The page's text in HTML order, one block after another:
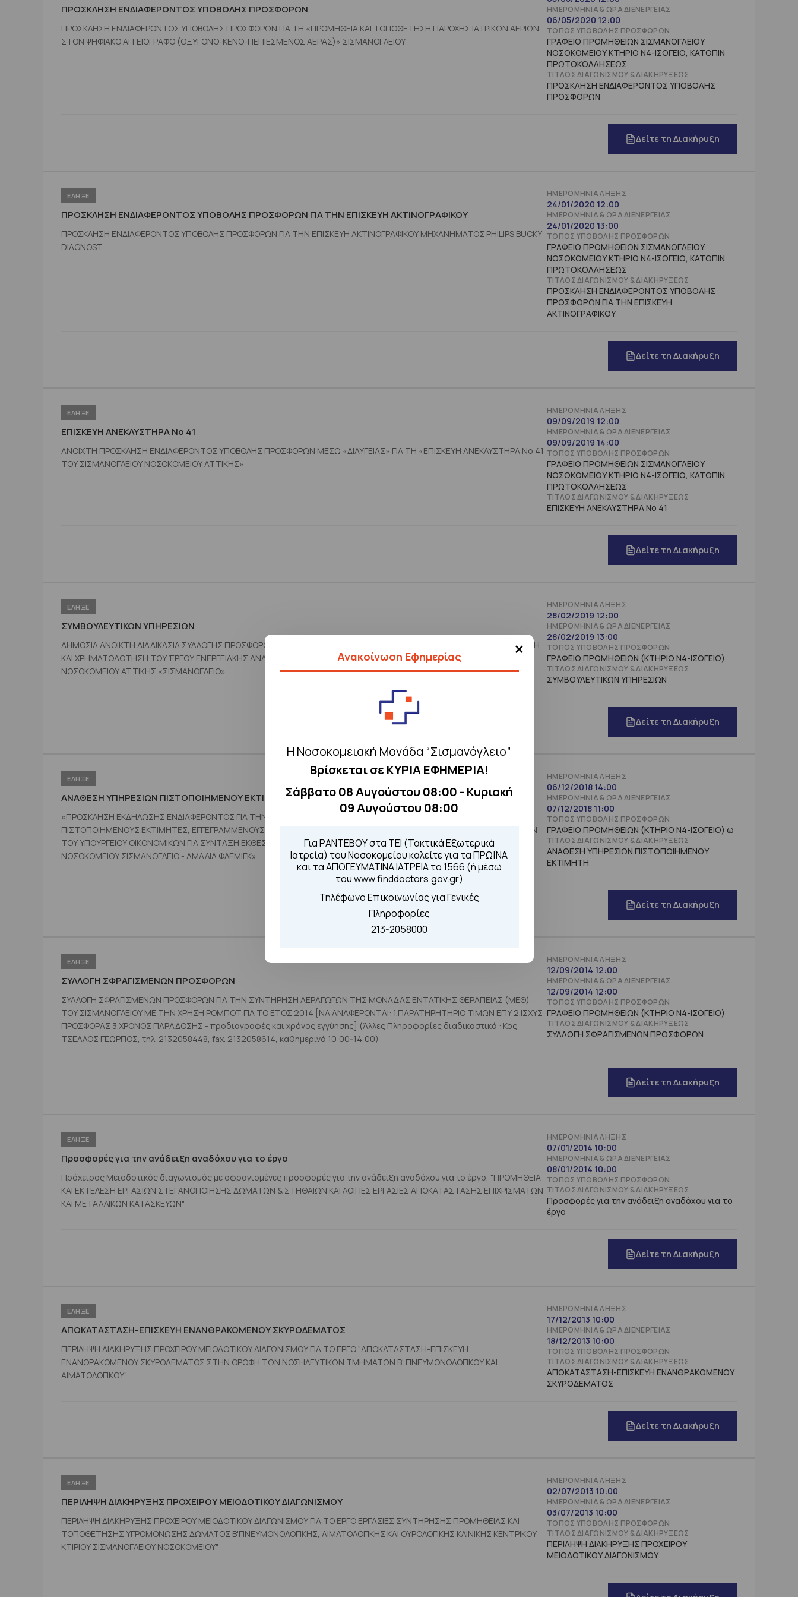
×
Ανακοίνωση Εφημερίας
Η Νοσοκομειακή Μονάδα “Σισμανόγλειο”
Βρίσκεται σε ΚΥΡΙΑ ΕΦΗΜΕΡΙΑ!
Σάββατο 08 Αυγούστου 08:00 - Κυριακή
09 Αυγούστου 08:00
Για ΡΑΝΤΕΒΟΥ στα ΤΕΙ (Τακτικά Εξωτερικά
Ιατρεία) του Νοσοκομείου καλείτε για τα ΠΡΩΪΝΑ
και τα ΑΠΟΓΕΥΜΑΤΙΝΑ ΙΑΤΡΕΙΑ το 1566 (ή μέσω
του www.finddoctors.gov.gr)
Τηλέφωνο Επικοινωνίας για Γενικές
Πληροφορίες
213-2058000
ΠΡΟΣΚΛΗΣΗ ΕΝΔΙΑΦΕΡΟΝΤΟΣ ΥΠΟΒΟΛΗΣ ΠΡΟΣΦΟΡΩΝ
ΠΡΟΣΚΛΗΣΗ ΕΝΔΙΑΦΕΡΟΝΤΟΣ ΥΠΟΒΟΛΗΣ ΠΡΟΣΦΟΡΩΝ ΓΙΑ ΤΗ «ΠΡΟΜΗΘΕΙΑ ΚΑΙ ΤΟΠΟΘΕΤΗΣΗ ΠΑΡΟΧΗΣ ΙΑΤΡΙΚΩΝ ΑΕΡΙΩΝ
ΣΤΟΝ ΨΗΦΙΑΚΟ ΑΓΓΕΙΟΓΡΑΦΟ (ΟΞΥΓΟΝΟ-ΚΕΝΟ-ΠΕΠΙΕΣΜΕΝΟΣ ΑΕΡΑΣ)» ΣΙΣΜΑΝΟΓΛΕΙΟΥ
ΗΜΕΡΟΜΗΝΊΑ & ΏΡΑ ΔΙΕΝΈΡΓΕΙΑΣ
06/05/2020 12:00
ΤΌΠΟΣ ΥΠΟΒΟΛΉΣ ΠΡΟΣΦΟΡΏΝ
ΓΡΑΦΕΙΟ ΠΡΟΜΗΘΕΙΩΝ ΣΙΣΜΑΝΟΓΛΕΙΟΥ
ΝΟΣΟΚΟΜΕΙΟΥ ΚΤΗΡΙΟ Ν4-ΙΣΟΓΕΙΟ, ΚΑΤΟΠΙΝ
ΠΡΩΤΟΚΟΛΛΗΣΕΩΣ
ΤΊΤΛΟΣ ΔΙΑΓΩΝΙΣΜΟΎ & ΔΙΑΚΗΡΎΞΕΩΣ
ΠΡΟΣΚΛΗΣΗ ΕΝΔΙΑΦΕΡΟΝΤΟΣ ΥΠΟΒΟΛΗΣ
ΠΡΟΣΦΟΡΩΝ
Δείτε τη Διακήρυξη
ΕΛΗΞΕ
ΠΡΟΣΚΛΗΣΗ ΕΝΔΙΑΦΕΡΟΝΤΟΣ ΥΠΟΒΟΛΗΣ ΠΡΟΣΦΟΡΩΝ ΓΙΑ ΤΗΝ ΕΠΙΣΚΕΥΗ ΑΚΤΙΝΟΓΡΑΦΙΚΟΥ
ΠΡΟΣΚΛΗΣΗ ΕΝΔΙΑΦΕΡΟΝΤΟΣ ΥΠΟΒΟΛΗΣ ΠΡΟΣΦΟΡΩΝ ΓΙΑ ΤΗΝ ΕΠΙΣΚΕΥΗ ΑΚΤΙΝΟΓΡΑΦΙΚΟΥ ΜΗΧΑΝΗΜΑΤΟΣ PHILIPS BUCKY
DIAGNOST
ΗΜΕΡΟΜΗΝΊΑ ΛΉΞΗΣ
24/01/2020 12:00
ΗΜΕΡΟΜΗΝΊΑ & ΏΡΑ ΔΙΕΝΈΡΓΕΙΑΣ
24/01/2020 13:00
ΤΌΠΟΣ ΥΠΟΒΟΛΉΣ ΠΡΟΣΦΟΡΏΝ
ΓΡΑΦΕΙΟ ΠΡΟΜΗΘΕΙΩΝ ΣΙΣΜΑΝΟΓΛΕΙΟΥ
ΝΟΣΟΚΟΜΕΙΟΥ ΚΤΗΡΙΟ Ν4-ΙΣΟΓΕΙΟ, ΚΑΤΟΠΙΝ
ΠΡΩΤΟΚΟΛΛΗΣΕΩΣ
ΤΊΤΛΟΣ ΔΙΑΓΩΝΙΣΜΟΎ & ΔΙΑΚΗΡΎΞΕΩΣ
ΠΡΟΣΚΛΗΣΗ ΕΝΔΙΑΦΕΡΟΝΤΟΣ ΥΠΟΒΟΛΗΣ
ΠΡΟΣΦΟΡΩΝ ΓΙΑ ΤΗΝ ΕΠΙΣΚΕΥΗ
ΑΚΤΙΝΟΓΡΑΦΙΚΟΥ
Δείτε τη Διακήρυξη
ΕΛΗΞΕ
ΕΠΙΣΚΕΥΗ ΑΝΕΚΛΥΣΤΗΡΑ Νο 41
ΑΝΟΙΧΤΗ ΠΡΟΣΚΛΗΣΗ ΕΝΔΙΑΦΕΡΟΝΤΟΣ ΥΠΟΒΟΛΗΣ ΠΡΟΣΦΟΡΩΝ ΜΕΣΩ «ΔΙΑΥΓΕΙΑΣ» ΓΙΑ ΤΗ «ΕΠΙΣΚΕΥΗ ΑΝΕΚΛΥΣΤΗΡΑ Νο 41
ΤΟΥ ΣΙΣΜΑΝΟΓΛΕΙΟΥ ΝΟΣΟΚΟΜΕΙΟΥ ΑΤΤΙΚΗΣ»
ΗΜΕΡΟΜΗΝΊΑ ΛΉΞΗΣ
09/09/2019 12:00
ΗΜΕΡΟΜΗΝΊΑ & ΏΡΑ ΔΙΕΝΈΡΓΕΙΑΣ
09/09/2019 14:00
ΤΌΠΟΣ ΥΠΟΒΟΛΉΣ ΠΡΟΣΦΟΡΏΝ
ΓΡΑΦΕΙΟ ΠΡΟΜΗΘΕΙΩΝ ΣΙΣΜΑΝΟΓΛΕΙΟΥ
ΝΟΣΟΚΟΜΕΙΟΥ ΚΤΗΡΙΟ Ν4-ΙΣΟΓΕΙΟ, ΚΑΤΟΠΙΝ
ΠΡΩΤΟΚΟΛΛΗΣΕΩΣ
ΤΊΤΛΟΣ ΔΙΑΓΩΝΙΣΜΟΎ & ΔΙΑΚΗΡΎΞΕΩΣ
ΕΠΙΣΚΕΥΗ ΑΝΕΚΛΥΣΤΗΡΑ Νο 41
Δείτε τη Διακήρυξη
ΕΛΗΞΕ
ΣΥΜΒΟΥΛΕΥΤΙΚΩΝ ΥΠΗΡΕΣΙΩΝ
ΔΗΜΟΣΙΑ ΑΝΟΙΚΤΗ ΔΙΑΔΙΚΑΣΙΑ ΣΥΛΛΟΓΗΣ ΠΡΟΣΦΟΡΩΝ ΓΙΑ ΤΗΝ ΠΑΡΟΧΗ ΣΥΜΒΟΥΛΕΥΤΙΚΩΝ ΥΠΗΡΕΣΙΩΝ ΓΙΑ ΤΗΝ ΩΡΙΜΑΝΣΗ
ΚΑΙ ΧΡΗΜΑΤΟΔΟΤΗΣΗ ΤΟΥ ΈΡΓΟΥ ΕΝΕΡΓΕΙΑΚΗΣ ΑΝΑΒΑΘΜΙΣΗΣ ΤΩΝ ΚΤΙΡΙΑΚΩΝ ΕΓΚΑΤΑΣΤΑΣΕΩΝ ΤΟΥ ΓΕΝΙΚΟΥ
ΝΟΣΟΚΟΜΕΙΟΥ ΑΤΤΙΚΗΣ «ΣΙΣΜΑΝΟΓΛΕΙΟ»
ΗΜΕΡΟΜΗΝΊΑ ΛΉΞΗΣ
28/02/2019 12:00
ΗΜΕΡΟΜΗΝΊΑ & ΏΡΑ ΔΙΕΝΈΡΓΕΙΑΣ
28/02/2019 13:00
ΤΌΠΟΣ ΥΠΟΒΟΛΉΣ ΠΡΟΣΦΟΡΏΝ
ΓΡΑΦΕΙΟ ΠΡΟΜΗΘΕΙΩΝ (ΚΤΗΡΙΟ Ν4-ΙΣΟΓΕΙΟ)
ΤΊΤΛΟΣ ΔΙΑΓΩΝΙΣΜΟΎ & ΔΙΑΚΗΡΎΞΕΩΣ
ΣΥΜΒΟΥΛΕΥΤΙΚΩΝ ΥΠΗΡΕΣΙΩΝ
Δείτε τη Διακήρυξη
ΕΛΗΞΕ
ΑΝΑΘΕΣΗ ΥΠΗΡΕΣΙΩΝ ΠΙΣΤΟΠΟΙΗΜΕΝΟΥ ΕΚΤΙΜΗΤΗ
«ΠΡΟΣΚΛΗΣΗ ΕΚΔΗΛΩΣΗΣ ΕΝΔΙΑΦΕΡΟΝΤΟΣ ΓΙΑ ΤΗΝ ΑΝΑΘΕΣΗ ΥΠΗΡΕΣΙΩΝ ΠΙΣΤΟΠΟΙΗΜΕΝΟΥ ΕΚΤΙΜΗΤΗ ΑΠΟ
ΠΙΣΤΟΠΟΙΗΜΕΝΟΥΣ ΕΚΤΙΜΗΤΕΣ, ΕΓΓΕΓΡΑΜΜΕΝΟΥΣ ΣΤΟ ΜΗΤΡΩΟ ΠΙΣΤΟΠΟΙΗΜΕΝΩΝ ΕΚΤΙΜΗΤΩΝ ΣΤΟ ΠΕΔΙΟ ΑΚΙΝΗΤΩΝ
ΤΟΥ ΥΠΟΥΡΓΕΙΟΥ ΟΙΚΟΝΟΜΙΚΩΝ ΓΙΑ ΣΥΝΤΑΞΗ ΕΚΘΕΣΗΣ ΕΚΤΙΜΗΣΗΣ ΤΗΣ ΜΙΣΘΩΤΙΚΗΣ ΑΞΙΑΣ ΑΚΙΝΗΤΩΝ ΤΟΥ ΓΕΝΙΚΟΥ
ΝΟΣΟΚΟΜΕΙΟΥ ΣΙΣΜΑΝΟΓΛΕΙΟ - ΑΜΑΛΙΑ ΦΛΕΜΙΓΚ»
ΗΜΕΡΟΜΗΝΊΑ ΛΉΞΗΣ
06/12/2018 14:00
ΗΜΕΡΟΜΗΝΊΑ & ΏΡΑ ΔΙΕΝΈΡΓΕΙΑΣ
07/12/2018 11:00
ΤΌΠΟΣ ΥΠΟΒΟΛΉΣ ΠΡΟΣΦΟΡΏΝ
ΓΡΑΦΕΙΟ ΠΡΟΜΗΘΕΙΩΝ (ΚΤΗΡΙΟ Ν4-ΙΣΟΓΕΙΟ) ω
ΤΊΤΛΟΣ ΔΙΑΓΩΝΙΣΜΟΎ & ΔΙΑΚΗΡΎΞΕΩΣ
ΑΝΑΘΕΣΗ ΥΠΗΡΕΣΙΩΝ ΠΙΣΤΟΠΟΙΗΜΕΝΟΥ
ΕΚΤΙΜΗΤΗ
Δείτε τη Διακήρυξη
ΕΛΗΞΕ
ΣΥΛΛΟΓΗ ΣΦΡΑΓΙΣΜΕΝΩΝ ΠΡΟΣΦΟΡΩΝ
ΣΥΛΛΟΓΗ ΣΦΡΑΓΙΣΜΕΝΩΝ ΠΡΟΣΦΟΡΩΝ ΓΙΑ ΤΗΝ ΣΥΝΤΗΡΗΣΗ ΑΕΡΑΓΩΓΩΝ ΤΗΣ ΜΟΝΑΔΑΣ ΕΝΤΑΤΙΚΗΣ ΘΕΡΑΠΕΙΑΣ (ΜΕΘ)
ΤΟΥ ΣΙΣΜΑΝΟΓΛΕΙΟΥ ΜΕ ΤΗΝ ΧΡΗΣΗ ΡΟΜΠΟΤ ΓΙΑ ΤΟ ΕΤΟΣ 2014 [NA ΑΝΑΦΕΡΟΝΤΑΙ: 1.ΠΑΡΑΤΗΡΗΤΗΡΙΟ ΤΙΜΩΝ ΕΠΥ 2.ΙΣΧΥΣ
ΠΡΟΣΦΟΡΑΣ 3.ΧΡΟΝΟΣ ΠΑΡΑΔΟΣΗΣ - προδιαγραφές και χρόνος εγγύησης] (Άλλες Πληροφορίες διαδικαστικά : Κος
ΤΣΕΛΛΟΣ ΓEΩΡΓIΟΣ, τηλ. 2132058448, fax. 2132058614, καθημερινά 10:00-14:00)
ΗΜΕΡΟΜΗΝΊΑ ΛΉΞΗΣ
12/09/2014 12:00
ΗΜΕΡΟΜΗΝΊΑ & ΏΡΑ ΔΙΕΝΈΡΓΕΙΑΣ
12/09/2014 12:00
ΤΌΠΟΣ ΥΠΟΒΟΛΉΣ ΠΡΟΣΦΟΡΏΝ
ΓΡΑΦΕΙΟ ΠΡΟΜΗΘΕΙΩΝ (ΚΤΗΡΙΟ Ν4-ΙΣΟΓΕΙΟ)
ΤΊΤΛΟΣ ΔΙΑΓΩΝΙΣΜΟΎ & ΔΙΑΚΗΡΎΞΕΩΣ
ΣΥΛΛΟΓΗ ΣΦΡΑΓΙΣΜΕΝΩΝ ΠΡΟΣΦΟΡΩΝ
Δείτε τη Διακήρυξη
ΕΛΗΞΕ
Προσφορές για την ανάδειξη αναδόχου για το έργο
Πρόχειρος Μειοδοτικός διαγωνισμός με σφραγισμένες προσφορές για την ανάδειξη αναδόχου για το έργο, "ΠΡΟΜΗΘΕΙΑ
ΚΑΙ ΕΚΤΕΛΕΣΗ ΕΡΓΑΣΙΩΝ ΣΤΕΓΑΝΟΠΟΙΗΣΗΣ ΔΩΜΑΤΩΝ & ΣΤΗΘΑΙΩΝ ΚΑΙ ΛΟΙΠΕΣ ΕΡΓΑΣΙΕΣ ΑΠΟΚΑΤΑΣΤΑΣΗΣ ΕΠΙΧΡΙΣΜΑΤΩΝ
ΚΑΙ ΜΕΤΑΛΛΙΚΩΝ ΚΑΤΑΣΚΕΥΩΝ"
ΗΜΕΡΟΜΗΝΊΑ ΛΉΞΗΣ
07/01/2014 10:00
ΗΜΕΡΟΜΗΝΊΑ & ΏΡΑ ΔΙΕΝΈΡΓΕΙΑΣ
08/01/2014 10:00
ΤΌΠΟΣ ΥΠΟΒΟΛΉΣ ΠΡΟΣΦΟΡΏΝ
ΤΊΤΛΟΣ ΔΙΑΓΩΝΙΣΜΟΎ & ΔΙΑΚΗΡΎΞΕΩΣ
Προσφορές για την ανάδειξη αναδόχου για το
έργο
Δείτε τη Διακήρυξη
ΕΛΗΞΕ
ΑΠΟΚΑΤΑΣΤΑΣΗ-ΕΠΙΣΚΕΥΗ ΕΝΑΝΘΡΑΚΟΜΕΝΟΥ ΣΚΥΡΟΔΕΜΑΤΟΣ
ΠΕΡΙΛΗΨΗ ΔΙΑΚΗΡΥΞΗΣ ΠΡΟΧΕΙΡΟΥ ΜΕΙΟΔΟΤΙΚΟΥ ΔΙΑΓΩΝΙΣΜΟΥ ΓΙΑ ΤΟ ΕΡΓΟ "ΑΠΟΚΑΤΑΣΤΑΣΗ-ΕΠΙΣΚΕΥΗ
ΕΝΑΝΘΡΑΚΟΜΕΝΟΥ ΣΚΥΡΟΔΕΜΑΤΟΣ ΣΤΗΝ ΟΡΟΦΗ ΤΩΝ ΝΟΣΗΛΕΥΤΙΚΩΝ ΤΜΗΜΑΤΩΝ Β' ΠΝΕΥΜΟΝΟΛΟΓΙΚΟΥ ΚΑΙ
ΑΙΜΑΤΟΛΟΓΙΚΟΥ"
ΗΜΕΡΟΜΗΝΊΑ ΛΉΞΗΣ
17/12/2013 10:00
ΗΜΕΡΟΜΗΝΊΑ & ΏΡΑ ΔΙΕΝΈΡΓΕΙΑΣ
18/12/2013 10:00
ΤΌΠΟΣ ΥΠΟΒΟΛΉΣ ΠΡΟΣΦΟΡΏΝ
ΤΊΤΛΟΣ ΔΙΑΓΩΝΙΣΜΟΎ & ΔΙΑΚΗΡΎΞΕΩΣ
ΑΠΟΚΑΤΑΣΤΑΣΗ-ΕΠΙΣΚΕΥΗ ΕΝΑΝΘΡΑΚΟΜΕΝΟΥ
ΣΚΥΡΟΔΕΜΑΤΟΣ
Δείτε τη Διακήρυξη
ΕΛΗΞΕ
ΠΕΡΙΛΗΨΗ ΔΙΑΚΗΡΥΞΗΣ ΠΡΟΧΕΙΡΟΥ ΜΕΙΟΔΟΤΙΚΟΥ ΔΙΑΓΩΝΙΣΜΟΥ
ΠΕΡΙΛΗΨΗ ΔΙΑΚΗΡΥΞΗΣ ΠΡΟΧΕΙΡΟΥ ΜΕΙΟΔΟΤΙΚΟΥ ΔΙΑΓΩΝΙΣΜΟΥ ΓΙΑ ΤΟ ΕΡΓΟ ΕΡΓΑΣΙΕΣ ΣΥΝΤΗΡΗΣΗΣ ΠΡΟΜΗΘΕΙΑΣ ΚΑΙ
ΤΟΠΟΘΕΤΗΣΗΣ ΥΓΡΟΜΟΝΩΣΗΣ ΔΩΜΑΤΟΣ Β'ΠΝΕΥΜΟΝΟΛΟΓΙΚΗΣ, ΑΙΜΑΤΟΛΟΓΙΚΗΣ ΚΑΙ ΟΥΡΟΛΟΓΙΚΗΣ ΚΛΙΝΙΚΗΣ ΚΕΝΤΡΙΚΟΥ
ΚΤΙΡΙΟΥ ΣΙΣΜΑΝΟΓΛΕΙΟΥ ΝΟΣΟΚΟΜΕΙΟΥ"
ΗΜΕΡΟΜΗΝΊΑ ΛΉΞΗΣ
02/07/2013 10:00
ΗΜΕΡΟΜΗΝΊΑ & ΏΡΑ ΔΙΕΝΈΡΓΕΙΑΣ
03/07/2013 10:00
ΤΌΠΟΣ ΥΠΟΒΟΛΉΣ ΠΡΟΣΦΟΡΏΝ
ΤΊΤΛΟΣ ΔΙΑΓΩΝΙΣΜΟΎ & ΔΙΑΚΗΡΎΞΕΩΣ
ΠΕΡΙΛΗΨΗ ΔΙΑΚΗΡΥΞΗΣ ΠΡΟΧΕΙΡΟΥ
ΜΕΙΟΔΟΤΙΚΟΥ ΔΙΑΓΩΝΙΣΜΟΥ